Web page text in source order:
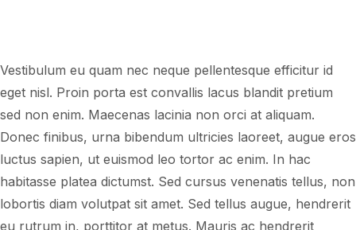
Vestibulum eu quam nec neque pellentesque efficitur id
eget nisl. Proin porta est convallis lacus blandit pretium
sed non enim. Maecenas lacinia non orci at aliquam.
Donec finibus, urna bibendum ultricies laoreet, augue eros
luctus sapien, ut euismod leo tortor ac enim. In hac
habitasse platea dictumst. Sed cursus venenatis tellus, non
lobortis diam volutpat sit amet. Sed tellus augue, hendrerit
eu rutrum in, porttitor at metus. Mauris ac hendrerit